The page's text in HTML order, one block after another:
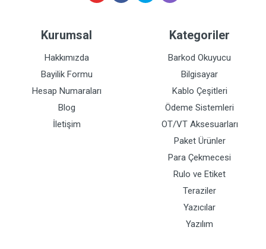
Kurumsal
Hakkımızda
Bayilik Formu
Hesap Numaraları
Blog
İletişim
Kategoriler
Barkod Okuyucu
Bilgisayar
Kablo Çeşitleri
Ödeme Sistemleri
OT/VT Aksesuarları
Paket Ürünler
Para Çekmecesi
Rulo ve Etiket
Teraziler
Yazıcılar
Yazılım